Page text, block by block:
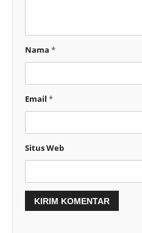
Nama *
Email *
Situs Web